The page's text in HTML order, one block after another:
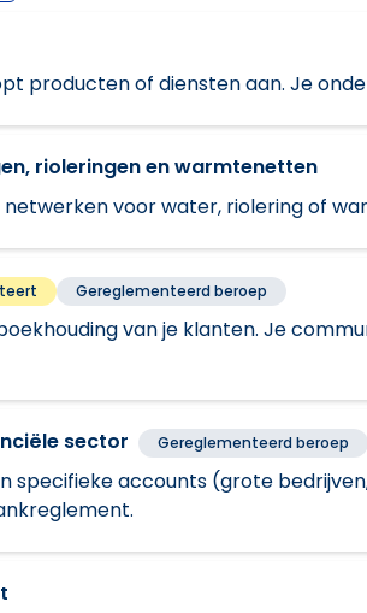
producten of diensten aan. Je
rioleringen en warmtenetten
voor water, riolering of
Gereglementeerd beroep
van je klanten. Je
sector Gereglementeerd beroep
specifieke accounts (grote